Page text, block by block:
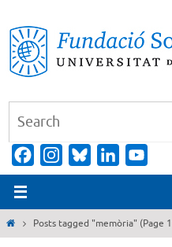
to
content
FacebookInstagramBlueskyLinkedIn
HomePosts tagged "memòria" (Page